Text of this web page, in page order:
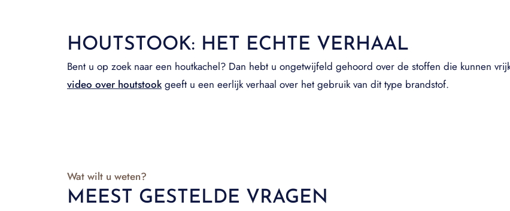
HOUTSTOOK: HET ECHTE VERHAAL
Bent u op zoek naar een houtkachel? Dan hebt u ongetwijfeld gehoord over de stoffen die kunnen
video over houtstook geeft u een eerlijk verhaal over het gebruik van dit type brandstof.
Wat wilt u weten?
MEEST GESTELDE VRAGEN